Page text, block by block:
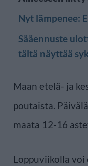
Nyt lämpenee:
Sääennuste
tältä näyttää
Maan etelä- ja
poutaista.
maata 12-16
Loppuviikolla